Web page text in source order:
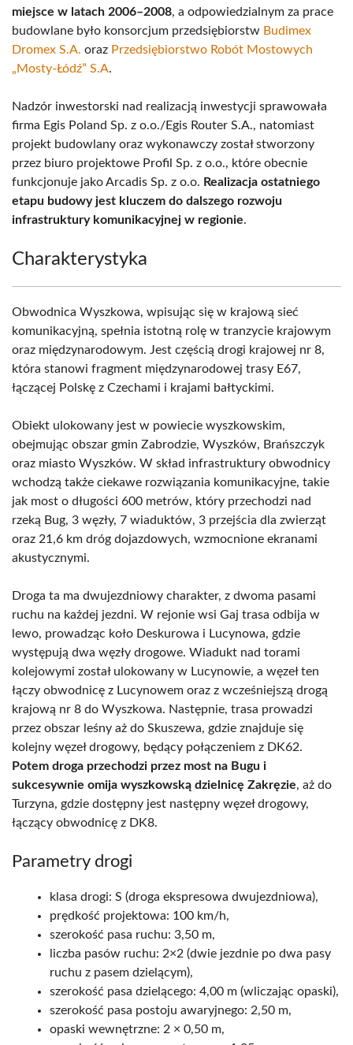
miejsce w latach 2006–2008, a odpowiedzialnym za prace
budowlane było konsorcjum przedsiębiorstw Budimex
Dromex S.A. oraz Przedsiębiorstwo Robót Mostowych
„Mosty-Łódź” S.A.
Nadzór inwestorski nad realizacją inwestycji sprawowała
firma Egis Poland Sp. z o.o./Egis Router S.A., natomiast
projekt budowlany oraz wykonawczy został stworzony
przez biuro projektowe Profil Sp. z o.o., które obecnie
funkcjonuje jako Arcadis Sp. z o.o. Realizacja ostatniego
etapu budowy jest kluczem do dalszego rozwoju
infrastruktury komunikacyjnej w regionie.
Charakterystyka
Obwodnica Wyszkowa, wpisując się w krajową sieć
komunikacyjną, spełnia istotną rolę w tranzycie krajowym
oraz międzynarodowym. Jest częścią drogi krajowej nr 8,
która stanowi fragment międzynarodowej trasy E67,
łączącej Polskę z Czechami i krajami bałtyckimi.
Obiekt ulokowany jest w powiecie wyszkowskim,
obejmując obszar gmin Zabrodzie, Wyszków, Brańszczyk
oraz miasto Wyszków. W skład infrastruktury obwodnicy
wchodzą także ciekawe rozwiązania komunikacyjne, takie
jak most o długości 600 metrów, który przechodzi nad
rzeką Bug, 3 węzły, 7 wiaduktów, 3 przejścia dla zwierząt
oraz 21,6 km dróg dojazdowych, wzmocnione ekranami
akustycznymi.
Droga ta ma dwujezdniowy charakter, z dwoma pasami
ruchu na każdej jezdni. W rejonie wsi Gaj trasa odbija w
lewo, prowadząc koło Deskurowa i Lucynowa, gdzie
występują dwa węzły drogowe. Wiadukt nad torami
kolejowymi został ulokowany w Lucynowie, a węzeł ten
łączy obwodnicę z Lucynowem oraz z wcześniejszą drogą
krajową nr 8 do Wyszkowa. Następnie, trasa prowadzi
przez obszar leśny aż do Skuszewa, gdzie znajduje się
kolejny węzeł drogowy, będący połączeniem z DK62.
Potem droga przechodzi przez most na Bugu i
sukcesywnie omija wyszkowską dzielnicę Zakręzie, aż do
Turzyna, gdzie dostępny jest następny węzeł drogowy,
łączący obwodnicę z DK8.
Parametry drogi
klasa drogi: S (droga ekspresowa dwujezdniowa),
prędkość projektowa: 100 km/h,
szerokość pasa ruchu: 3,50 m,
liczba pasów ruchu: 2×2 (dwie jezdnie po dwa pasy
ruchu z pasem dzielącym),
szerokość pasa dzielącego: 4,00 m (wliczając opaski),
szerokość pasa postoju awaryjnego: 2,50 m,
opaski wewnętrzne: 2 × 0,50 m,